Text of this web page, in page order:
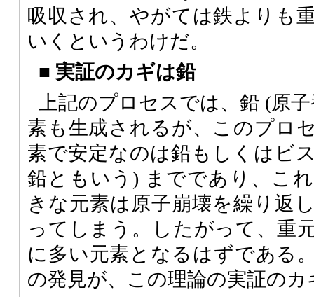
吸収され、やがては鉄よりも
いくというわけだ。
■ 実証のカギは鉛
上記のプロセスでは、鉛 (原
素も生成されるが、このプロ
素で安定なのは鉛もしくはビ
鉛ともいう) までであり、こ
きな元素は原子崩壊を繰り返
ってしまう。したがって、重
に多い元素となるはずである
の発見が、この理論の実証の